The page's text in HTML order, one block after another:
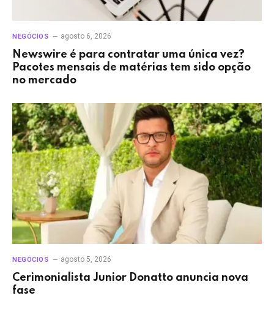
NEGÓCIOS agosto 6, 2026
Newswire é para contratar uma única vez?
Pacotes mensais de matérias tem sido opção
no mercado
NEGÓCIOS agosto 5, 2026
Cerimonialista Junior Donatto anuncia nova
fase